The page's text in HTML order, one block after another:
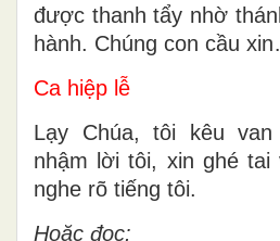
được thanh tẩy nhờ
hành. Chúng con cầu
Ca hiệp lễ
Lạy Chúa, tôi kêu
nhậm lời tôi, xin ghé tai
nghe rõ tiếng tôi.
Hoặc đọc: